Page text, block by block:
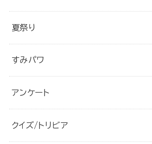
夏祭り
すみパワ
アンケート
クイズ/トリビア